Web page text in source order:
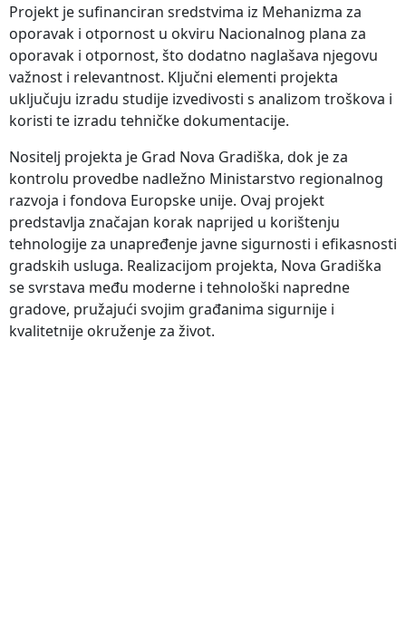
Projekt je sufinanciran sredstvima iz Mehanizma za
oporavak i otpornost u okviru Nacionalnog plana za
oporavak i otpornost, što dodatno naglašava njegovu
važnost i relevantnost. Ključni elementi projekta
uključuju izradu studije izvedivosti s analizom troškova i
koristi te izradu tehničke dokumentacije.
Nositelj projekta je Grad Nova Gradiška, dok je za
kontrolu provedbe nadležno Ministarstvo regionalnog
razvoja i fondova Europske unije. Ovaj projekt
predstavlja značajan korak naprijed u korištenju
tehnologije za unapređenje javne sigurnosti i efikasnosti
gradskih usluga. Realizacijom projekta, Nova Gradiška
se svrstava među moderne i tehnološki napredne
gradove, pružajući svojim građanima sigurnije i
kvalitetnije okruženje za život.